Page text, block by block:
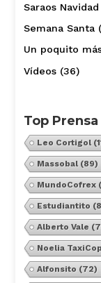
Saraos Navidad
Semana Santa
Un poquito
Vídeos(36)
Top
Leo Cortigol
Massobal(89)
MundoCofrex
Estudiantito
Alberto Vale
Noelia
Alfonsito (72)